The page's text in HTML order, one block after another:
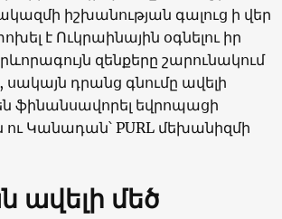
իշխանության գալուց ի վեր
է Ուկրաինային օգնելու իր
զենքերը շարունակում
դրանց գնումը ավելի
ֆինանսավորել եվրոպացի
ու Կանադան՝ PURL մեխանիզմի
ավելի մեծ